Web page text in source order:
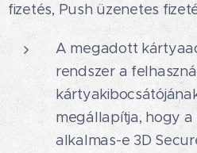
fizetés, Push üzenetes
A megadott
rendszer a
megállapítja, hogy
alkalmas-e 3D